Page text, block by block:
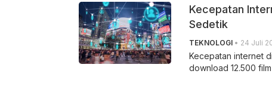
Kecepatan
Sedetik
TEKNOLOGI • 24 Juli
Kecepatan internet
download 12.500